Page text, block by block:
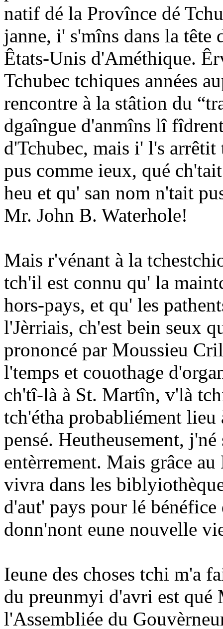
natif dé la Provînce dé
janne, i' s'mîns dans la
Êtats-Unis d'Améthique.
Tchubec tchiques années
rencontre à la stâtion du
dgaîngue d'anmîns lî
d'Tchubec, mais i' l's
pus comme ieux, qué
heu et qu' san nom n'tait
Mr. John B. Waterhole!
Mais r'vénant à la
tch'il est connu qu' la
hors-pays, et qu' les
l'Jèrriais, ch'est bein seux
prononcé par Moussieu
l'temps et couothage
ch'tî-là à St. Martîn, v'là
tch'étha probabliément
pensé. Heutheusement,
entèrrement. Mais grâce
vivra dans les
d'aut' pays pour lé
donn'nont eune nouvelle
Ieune des choses tchi m'a
du preunmyi d'avri est
l'Assembliée du